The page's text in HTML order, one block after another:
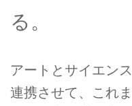
る。
アートとサイエン
連携させて、これ